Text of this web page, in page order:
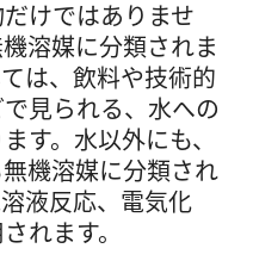
けではありませ
溶媒に分類されま
は、飲料や技術的
見られる、水への
す。水以外にも、
機溶媒に分類され
液反応、電気化
れます。